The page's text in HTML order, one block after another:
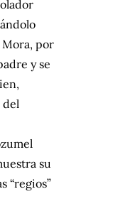
por
y se
del
su
“regios”